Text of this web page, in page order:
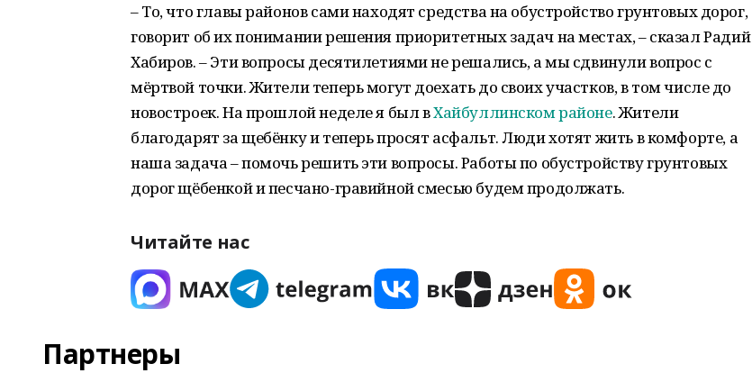
– То, что главы районов сами находят средства на обустройство грунтовых дорог,
говорит об их понимании решения приоритетных задач на местах, – сказал Радий
Хабиров. – Эти вопросы десятилетиями не решались, а мы сдвинули вопрос с
мёртвой точки. Жители теперь могут доехать до своих участков, в том числе до
новостроек. На прошлой неделе я был вХайбуллинском районе. Жители
благодарят за щебёнку и теперь просят асфальт. Люди хотят жить в комфорте, а
наша задача – помочь решить эти вопросы. Работы по обустройству грунтовых
дорог щёбенкой и песчано-гравийной смесью будем продолжать.
Читайте нас
Партнеры